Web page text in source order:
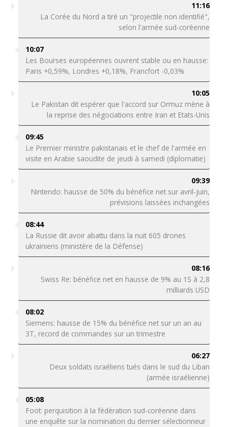
11:16
La Corée du Nord a tiré un "projectile non identifié",
selon l'armée sud-coréenne
10:07
Les Bourses européennes ouvrent stable ou en hausse:
Paris +0,59%, Londres +0,18%, Francfort -0,03%
10:05
Le Pakistan dit espérer que l'accord sur Ormuz mène à
la reprise des négociations entre Iran et Etats-Unis
09:45
Le Premier ministre pakistanais et le chef de l'armée en
visite en Arabie saoudite de jeudi à samedi (diplomatie)
09:39
Nintendo: hausse de 50% du bénéfice net sur avril-juin,
prévisions laissées inchangées
08:44
La Russie dit avoir abattu dans la nuit 605 drones
ukrainiens (ministère de la Défense)
08:16
Swiss Re: bénéfice net en hausse de 9% au 1S à 2,8
milliards USD
08:02
Siemens: hausse de 15% du bénéfice net sur un an au
3T, record de commandes sur un trimestre
06:27
Deux soldats israéliens tués dans le sud du Liban
(armée israélienne)
05:08
Foot: perquisition à la fédération sud-coréenne dans
une enquête sur la nomination du dernier sélectionneur